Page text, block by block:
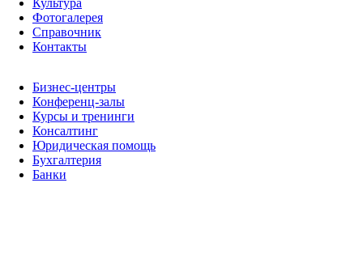
Культура
Фотогалерея
Справочник
Контакты
Бизнес-центры
Конференц-залы
Курсы и тренинги
Консалтинг
Юридическая помощь
Бухгалтерия
Банки